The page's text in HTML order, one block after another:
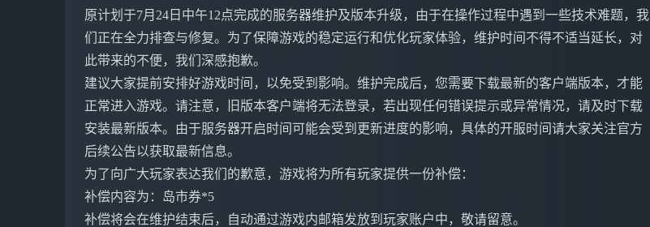
原计划于7月24日中午12点完成的服务器维护及版本升级，由于在操作过程中遇到一些技术难题，我
们正在全力排查与修复。为了保障游戏的稳定运行和优化玩家体验，维护时间不得不适当延长，对
此带来的不便，我们深感抱歉。
建议大家提前安排好游戏时间，以免受到影响。维护完成后，您需要下载最新的客户端版本，才能
正常进入游戏。请注意，旧版本客户端将无法登录，若出现任何错误提示或异常情况，请及时下载
安装最新版本。由于服务器开启时间可能会受到更新进度的影响，具体的开服时间请大家关注官方
后续公告以获取最新信息。
为了向广大玩家表达我们的歉意，游戏将为所有玩家提供一份补偿：
补偿内容为：岛市券*5
补偿将会在维护结束后，自动通过游戏内邮箱发放到玩家账户中，敬请留意。